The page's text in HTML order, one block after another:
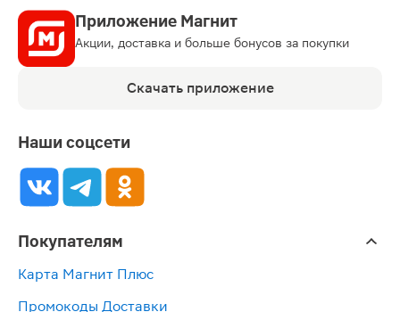
Приложение Магнит
Акции, доставка и больше бонусов за покупки
Скачать приложение
Наши соцсети
Покупателям
Карта Магнит Плюс
Промокоды Доставки